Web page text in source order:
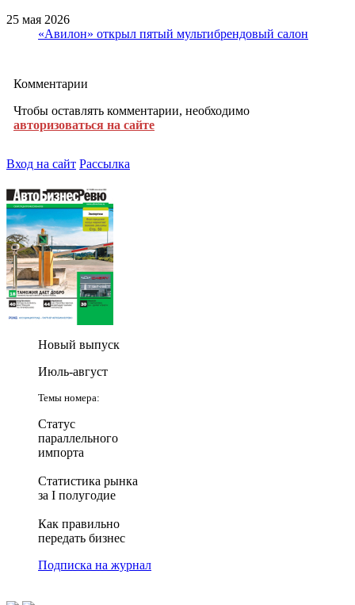
25 мая 2026
«Авилон» открыл пятый мультибрендовый салон
Комментарии
Чтобы оставлять комментарии, необходимо
авторизоваться на сайте
Вход на сайт Рассылка
Новый выпуск
Июль-август
Темы номера:
Статус
параллельного
импорта
Статистика рынка
за I полугодие
Как правильно
передать бизнес
Подписка на журнал